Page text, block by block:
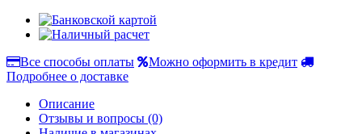
Все способы оплаты
Можно оформить в кредит
Подробнее о доставке
Описание
Отзывы и вопросы (0)